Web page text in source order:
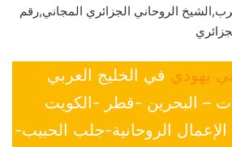
الروحاني الجزائري المجاني,رقم
يهودي في الخليج العربي
– البحرين -قطر -الكويت
الروحانية-جلب الحبيب-